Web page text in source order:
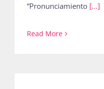
“Pronunciamiento [...]
Read More